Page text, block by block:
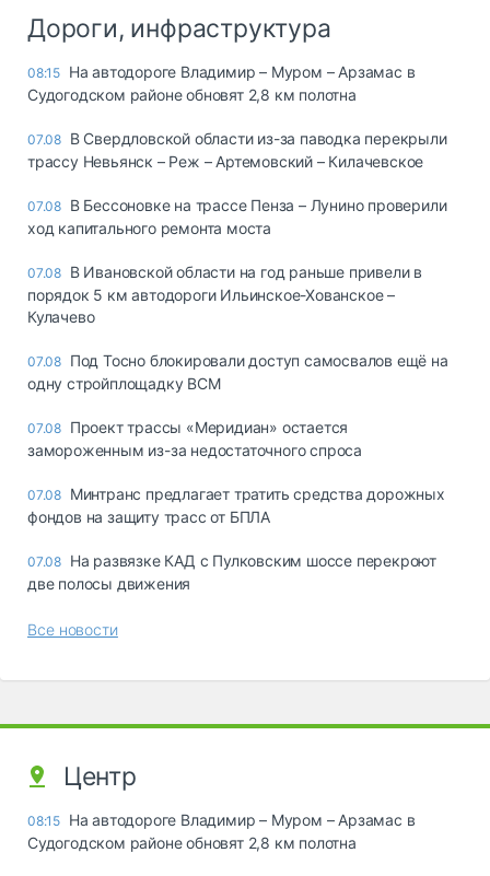
Дороги, инфраструктура
08:15 На автодороге Владимир – Муром – Арзамас в
Судогодском районе обновят 2,8 км полотна
07.08 В Свердловской области из-за паводка перекрыли
трассу Невьянск – Реж – Артемовский – Килачевское
07.08 В Бессоновке на трассе Пенза – Лунино проверили
ход капитального ремонта моста
07.08 В Ивановской области на год раньше привели в
порядок 5 км автодороги Ильинское-Хованское –
Кулачево
07.08 Под Тосно блокировали доступ самосвалов ещё на
одну стройплощадку ВСМ
07.08 Проект трассы «Меридиан» остается
замороженным из-за недостаточного спроса
07.08 Минтранс предлагает тратить средства дорожных
фондов на защиту трасс от БПЛА
07.08 На развязке КАД с Пулковским шоссе перекроют
две полосы движения
Все новости
Центр
08:15 На автодороге Владимир – Муром – Арзамас в
Судогодском районе обновят 2,8 км полотна